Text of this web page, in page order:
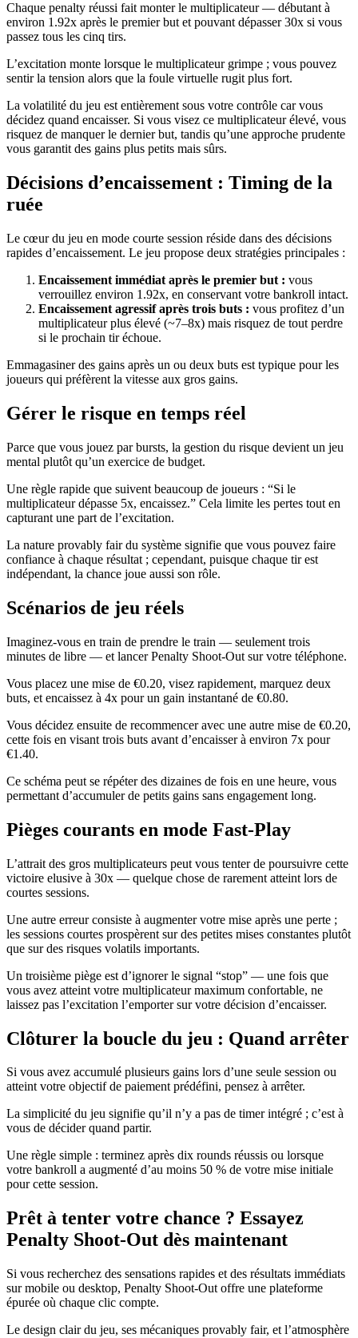
Chaque penalty réussi fait monter le multiplicateur — débutant à
environ 1.92x après le premier but et pouvant dépasser 30x si vous
passez tous les cinq tirs.
L’excitation monte lorsque le multiplicateur grimpe ; vous pouvez
sentir la tension alors que la foule virtuelle rugit plus fort.
La volatilité du jeu est entièrement sous votre contrôle car vous
décidez quand encaisser. Si vous visez ce multiplicateur élevé, vous
risquez de manquer le dernier but, tandis qu’une approche prudente
vous garantit des gains plus petits mais sûrs.
Décisions d’encaissement : Timing de la
ruée
Le cœur du jeu en mode courte session réside dans des décisions
rapides d’encaissement. Le jeu propose deux stratégies principales :
Encaissement immédiat après le premier but : vous
verrouillez environ 1.92x, en conservant votre bankroll intact.
Encaissement agressif après trois buts : vous profitez d’un
multiplicateur plus élevé (~7–8x) mais risquez de tout perdre
si le prochain tir échoue.
Emmagasiner des gains après un ou deux buts est typique pour les
joueurs qui préfèrent la vitesse aux gros gains.
Gérer le risque en temps réel
Parce que vous jouez par bursts, la gestion du risque devient un jeu
mental plutôt qu’un exercice de budget.
Une règle rapide que suivent beaucoup de joueurs : “Si le
multiplicateur dépasse 5x, encaissez.” Cela limite les pertes tout en
capturant une part de l’excitation.
La nature provably fair du système signifie que vous pouvez faire
confiance à chaque résultat ; cependant, puisque chaque tir est
indépendant, la chance joue aussi son rôle.
Scénarios de jeu réels
Imaginez-vous en train de prendre le train — seulement trois
minutes de libre — et lancer Penalty Shoot‑Out sur votre téléphone.
Vous placez une mise de €0.20, visez rapidement, marquez deux
buts, et encaissez à 4x pour un gain instantané de €0.80.
Vous décidez ensuite de recommencer avec une autre mise de €0.20,
cette fois en visant trois buts avant d’encaisser à environ 7x pour
€1.40.
Ce schéma peut se répéter des dizaines de fois en une heure, vous
permettant d’accumuler de petits gains sans engagement long.
Pièges courants en mode Fast‑Play
L’attrait des gros multiplicateurs peut vous tenter de poursuivre cette
victoire elusive à 30x — quelque chose de rarement atteint lors de
courtes sessions.
Une autre erreur consiste à augmenter votre mise après une perte ;
les sessions courtes prospèrent sur des petites mises constantes plutôt
que sur des risques volatils importants.
Un troisième piège est d’ignorer le signal “stop” — une fois que
vous avez atteint votre multiplicateur maximum confortable, ne
laissez pas l’excitation l’emporter sur votre décision d’encaisser.
Clôturer la boucle du jeu : Quand arrêter
Si vous avez accumulé plusieurs gains lors d’une seule session ou
atteint votre objectif de paiement prédéfini, pensez à arrêter.
La simplicité du jeu signifie qu’il n’y a pas de timer intégré ; c’est à
vous de décider quand partir.
Une règle simple : terminez après dix rounds réussis ou lorsque
votre bankroll a augmenté d’au moins 50 % de votre mise initiale
pour cette session.
Prêt à tenter votre chance ? Essayez
Penalty Shoot‑Out dès maintenant
Si vous recherchez des sensations rapides et des résultats immédiats
sur mobile ou desktop, Penalty Shoot‑Out offre une plateforme
épurée où chaque clic compte.
Le design clair du jeu, ses mécaniques provably fair, et l’atmosphère